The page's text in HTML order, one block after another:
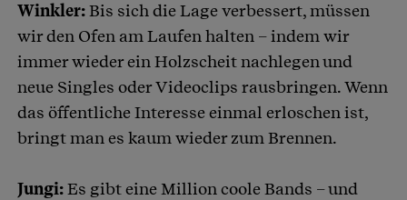
Winkler:Bis sich die Lage verbessert, müssen
wir den Ofen am Laufen halten – indem wir
immer wieder ein Holzscheit nachlegen und
neue Singles oder Videoclips rausbringen. Wenn
das öffentliche Interesse einmal erloschen ist,
bringt man es kaum wieder zum Brennen.
Jungi:Es gibt eine Million coole Bands – und